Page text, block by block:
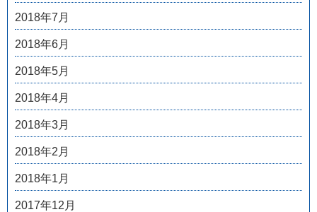
2018年7月
2018年6月
2018年5月
2018年4月
2018年3月
2018年2月
2018年1月
2017年12月